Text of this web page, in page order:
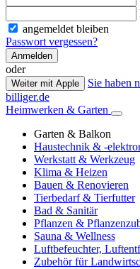
angemeldet bleiben
Passwort vergessen?
Anmelden
oder
Weiter mit Apple
Sie haben
billiger.de
Heimwerken & Garten
Garten & Balkon
Haustechnik & -
Werkstatt & Werkzeug
Klima & Heizen
Bauen & Renovieren
Tierbedarf & Tierfutter
Bad & Sanitär
Pflanzen &
Sauna & Wellness
Luftbefeuchter,
Zubehör für